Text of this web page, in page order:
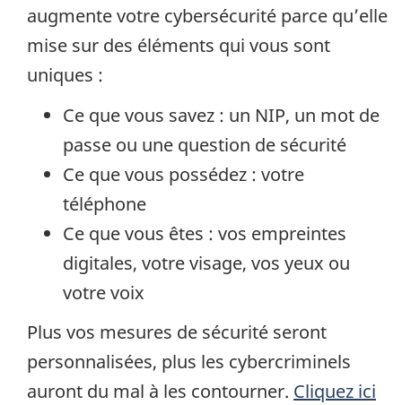
augmente votre cybersécurité parce qu’elle
mise sur des éléments qui vous sont
uniques :
Ce que vous savez : un NIP, un mot de
passe ou une question de sécurité
Ce que vous possédez : votre
téléphone
Ce que vous êtes : vos empreintes
digitales, votre visage, vos yeux ou
votre voix
Plus vos mesures de sécurité seront
personnalisées, plus les cybercriminels
auront du mal à les contourner. Cliquez ici